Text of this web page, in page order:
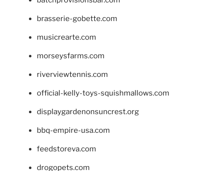
brasserie-gobette.com
musicrearte.com
morseysfarms.com
riverviewtennis.com
official-kelly-toys-squishmallows.com
displaygardenonsuncrest.org
bbq-empire-usa.com
feedstoreva.com
drogopets.com